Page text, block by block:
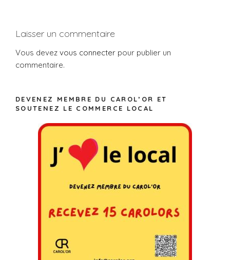
Laisser un commentaire
Vous devez vous connecter pour publier un
commentaire.
DEVENEZ MEMBRE DU CAROL’OR ET
SOUTENEZ LE COMMERCE LOCAL